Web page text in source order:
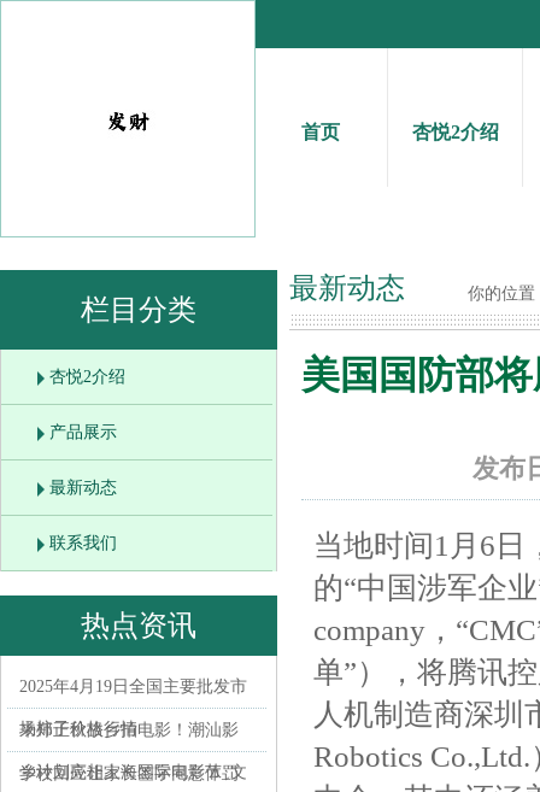
首页 杏悦2介绍
栏目分类
杏悦2介绍
产品展示
最新动态
联系我们
热点资讯
2025年4月19日全国主要批发市
场柿子价格行情
来郑正秋故乡拍电影！潮汕影
乡计划亮相上海国际电影节_文
学校回应让家长签字同意体罚
最新动态 你的位置
美国国防部
发布
当地时间1月6日
的“中国涉军企
company，
单”），将腾讯
人机制造商深圳
Robotics